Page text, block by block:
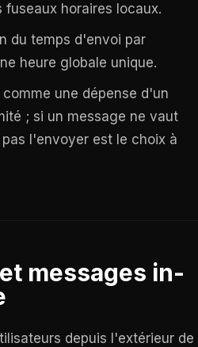
fuseaux horaires locaux.
du temps d'envoi par
heure globale unique.
une dépense d'un
; si un message ne vaut
l'envoyer est le choix à
messages in-
depuis l'extérieur de